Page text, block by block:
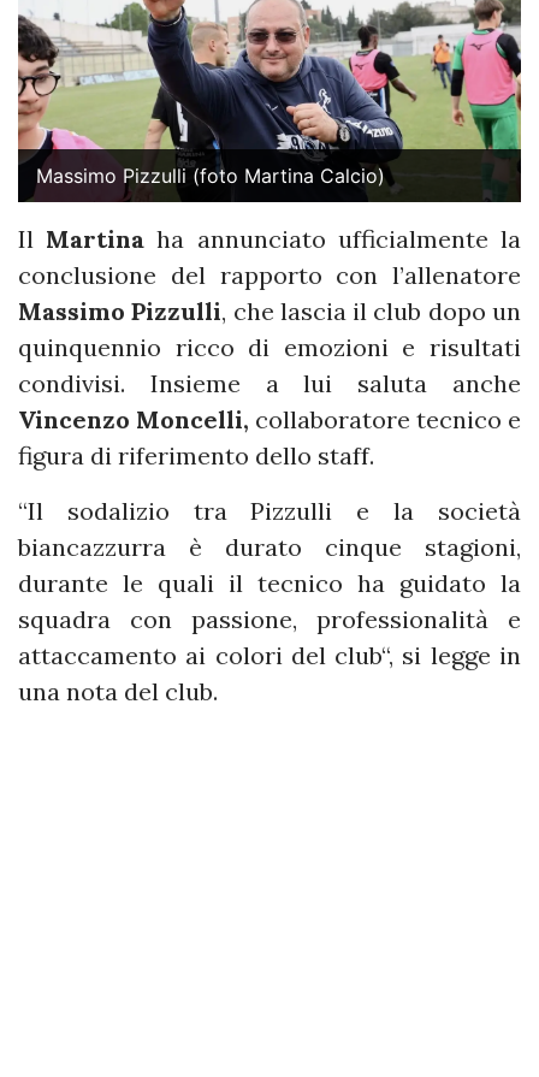
Massimo Pizzulli (foto Martina Calcio)
Il Martina ha annunciato ufficialmente la
conclusione del rapporto con l’allenatore
Massimo Pizzulli, che lascia il club dopo un
quinquennio ricco di emozioni e risultati
condivisi. Insieme a lui saluta anche
Vincenzo Moncelli, collaboratore tecnico e
figura di riferimento dello staff.
“Il sodalizio tra Pizzulli e la società
biancazzurra è durato cinque stagioni,
durante le quali il tecnico ha guidato la
squadra con passione, professionalità e
attaccamento ai colori del club“, si legge in
una nota del club.